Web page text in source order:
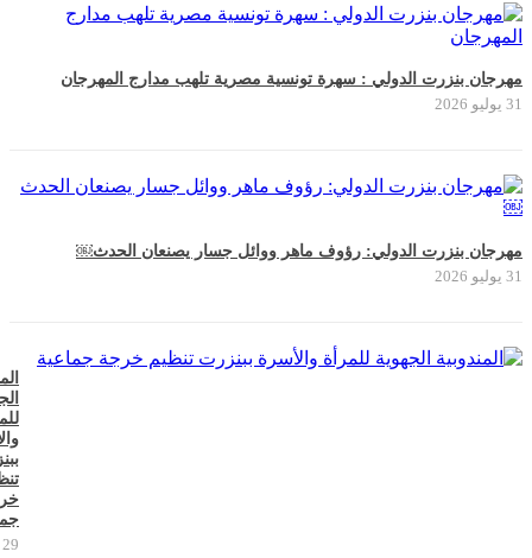
مهرجان بنزرت الدولي : سهرة تونسية مصرية تلهب مدارج المهرجان
31 يوليو 2026
مهرجان بنزرت الدولي: رؤوف ماهر ووائل جسار يصنعان الحدث￼
31 يوليو 2026
29 يوليو 2026